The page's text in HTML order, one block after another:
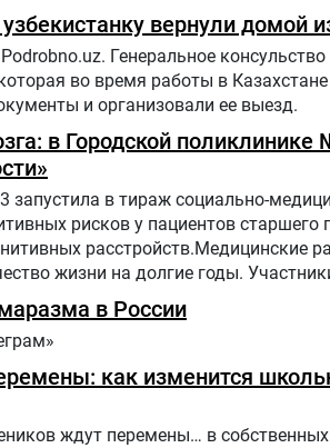
вернули домой
Генеральное
во время работы в
и организовали ее выезд.
в Городской
запустила в тираж социально-
рисков у пациентов
расстройств.Медицинские
жизни на долгие годы.
к поликлинике
в России
как изменится
ждут перемены… в